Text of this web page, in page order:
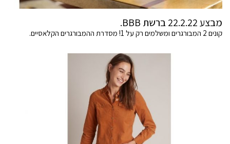
מבצע 22.2.22 ברשת BBB.
קונים 2 המבורגרים ומשלמים רק על 1! מסדרת ההמבורגרים הקלאסיים.